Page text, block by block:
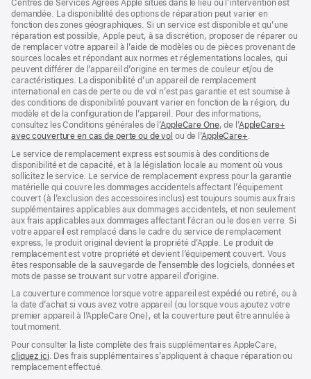
Centres de Services Agréés Apple situés dans le lieu où l’intervention est
demandée. La disponibilité des options de réparation peut varier en
fonction des zones géographiques. Si un service est disponible et qu’une
réparation est possible, Apple peut, à sa discrétion, proposer de réparer ou
de remplacer votre appareil à l’aide de modèles ou de pièces provenant de
sources locales et répondant aux normes et réglementations locales, qui
peuvent différer de l’appareil d’origine en termes de couleur et/ou de
caractéristiques. La disponibilité d’un appareil de remplacement
international en cas de perte ou de vol n’est pas garantie et est soumise à
des conditions de disponibilité pouvant varier en fonction de la région, du
modèle et de la configuration de l’appareil. Pour des informations,
consultez les Conditions générales de l’AppleCare One(s’ouvre
dans
nouvelle
fenêtre)
, de l’AppleCare+
avec couverture en cas de perte ou de vol (s’ouvre
une
nouvelle
fenêtre)
ou de l’AppleCare+(s’ouvre
une
nouvelle
fenêtre)
.
Le service de remplacement express est soumis à des conditions de
disponibilité et de capacité, et à la législation locale au moment où vous
sollicitez le service. Le service de remplacement express pour la garantie
matérielle qui couvre les dommages accidentels affectant l’équipement
couvert (à l’exclusion des accessoires inclus) est toujours soumis aux frais
supplémentaires applicables aux dommages accidentels, et non seulement
aux frais applicables aux dommages affectant l’écran ou le dos en verre. Si
votre appareil est remplacé dans le cadre du service de remplacement
express, le produit original devient la propriété d’Apple. Le produit de
remplacement est votre propriété et devient l’équipement couvert. Vous
êtes responsable de la sauvegarde de l’ensemble des logiciels, données et
mots de passe se trouvant sur votre appareil d’origine.
La couverture commence lorsque votre appareil est expédié ou retiré, ou à
la date d’achat si vous avez votre appareil (ou lorsque vous ajoutez votre
premier appareil à l’AppleCare One), et la couverture peut être annulée à
tout moment.
Pour consulter la liste complète des frais supplémentaires AppleCare,
cliquez ici(s’ouvre
dans
. Des frais supplémentaires s’appliquent à chaque réparation ou
remplacement effectué.